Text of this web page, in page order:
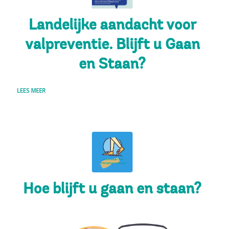
Landelijke aandacht voor
valpreventie. Blijft u Gaan
en Staan?
LEES MEER
Hoe blijft u gaan en staan?